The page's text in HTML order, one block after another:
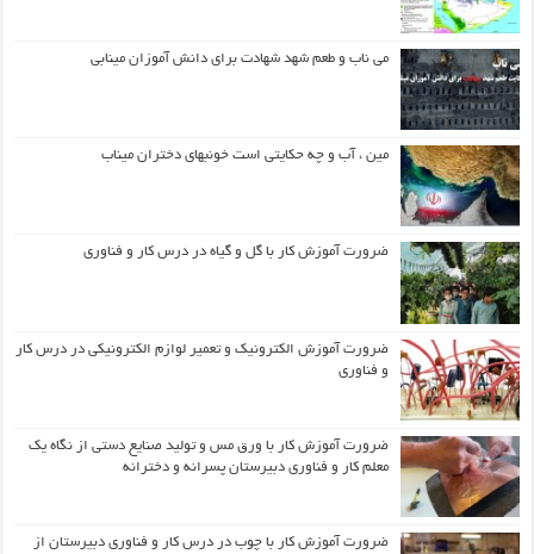
می ناب و طعم شهد شهادت برای دانش آموزان مینابی
مین ، آب و چه حکایتی است خونبهای دختران میناب
ضرورت آموزش کار با گل و گیاه در درس کار و فناوری
ضرورت آموزش الکترونیک و تعمیر لوازم الکترونیکی در درس کار
و فناوری
ضرورت آموزش کار با ورق مس و تولید صنایع دستی از نگاه یک
معلم کار و فناوری دبیرستان پسرانه و دخترانه
ضرورت آموزش کار با چوب در درس کار و فناوری دبیرستان از